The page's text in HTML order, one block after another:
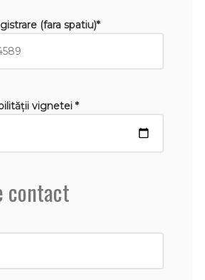
(fara spatiu)*
vignetei *
contact